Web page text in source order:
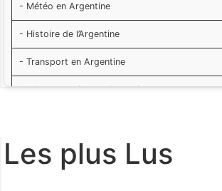
- Météo en Argentine
- Histoire de l’Argentine
- Transport en Argentine
-Adresses utiles en Argentine
Décalage horaire avec l’Argentine
Le Change en Argentine
Les plus Lus